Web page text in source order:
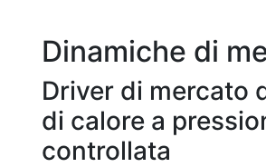
Dinamiche di
Driver di mercato
di calore a
controllata